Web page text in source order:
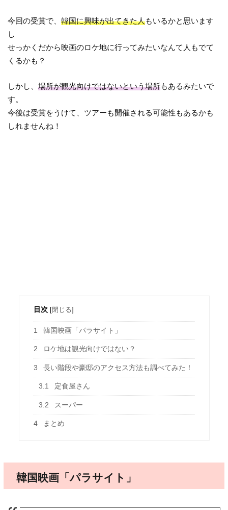
今回の受賞で、韓国に興味が出てきた人もいるかと思います
し
せっかくだから映画のロケ地に行ってみたいなんて人もでて
くるかも？
しかし、場所が観光向けではないという場所もあるみたいで
す。
今後は受賞をうけて、ツアーも開催される可能性もあるかも
しれませんね！
目次 [閉じる]
1 韓国映画「パラサイト」
2 ロケ地は観光向けではない？
3 長い階段や豪邸のアクセス方法も調べてみた！
3.1 定食屋さん
3.2 スーパー
4 まとめ
韓国映画「パラサイト」